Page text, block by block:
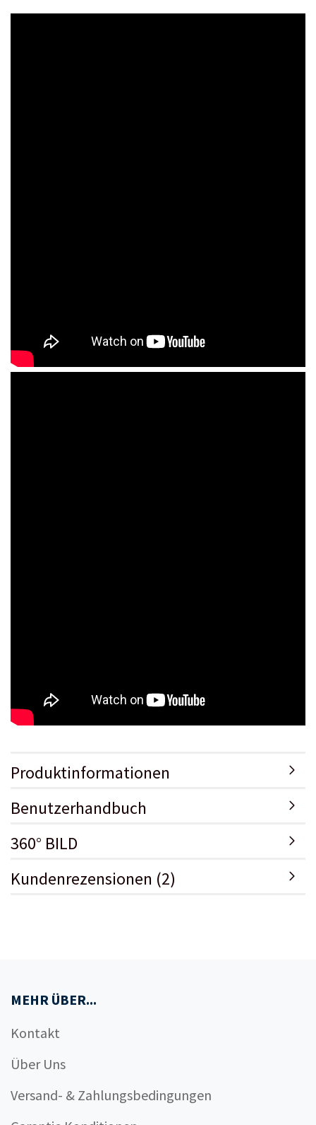
Produktinformationen
Benutzerhandbuch
360° BILD
Kundenrezensionen (2)
MEHR ÜBER...
Kontakt
Über Uns
Versand- & Zahlungsbedingungen